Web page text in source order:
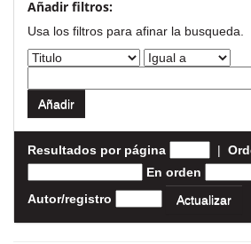
Añadir filtros:
Usa los filtros para afinar la busqueda.
Resultados por página |
En orden
Autor/registro